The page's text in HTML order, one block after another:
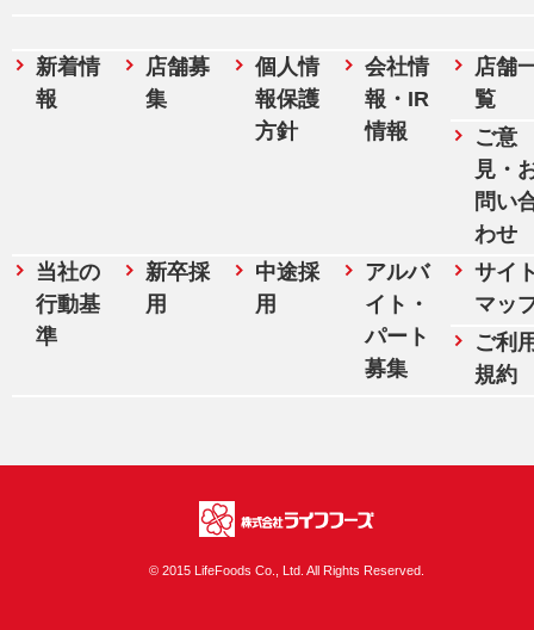
新着情
報
店舗募
集
個人情
報保護
方針
会社情
報・IR
情報
店舗
覧
ご意
見・
問い
わせ
当社の
行動基
準
新卒採
用
中途採
用
アルバ
イト・
パート
募集
サイ
マッ
ご利
規約
© 2015 LifeFoods Co., Ltd. All Rights Reserved.